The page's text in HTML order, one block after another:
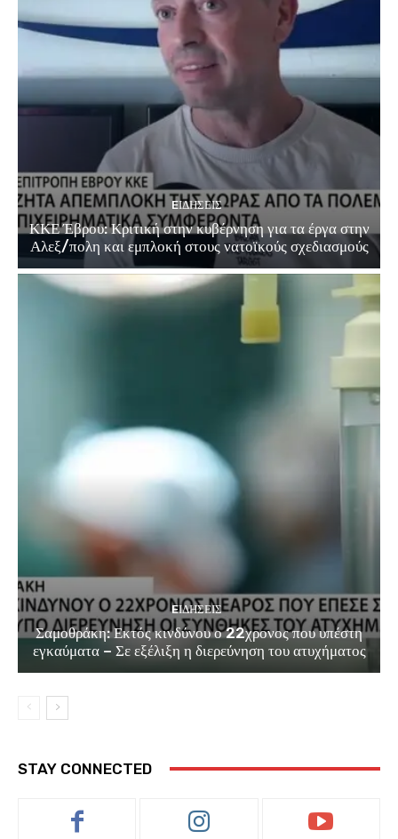
EΙΔΗΣΕΙΣ
ΚΚΕ Έβρου: Κριτική στην κυβέρνηση για τα έργα στην
Αλεξ/πολη και εμπλοκή στους νατοϊκούς σχεδιασμούς
EΙΔΗΣΕΙΣ
Σαμοθράκη: Εκτός κινδύνου ο 22χρονος που υπέστη
εγκαύματα – Σε εξέλιξη η διερεύνηση του ατυχήματος
STAY CONNECTED